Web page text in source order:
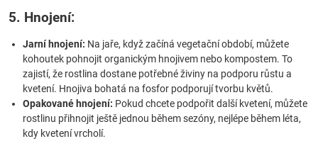
5. Hnojení:
Jarní hnojení: Na jaře, když začíná vegetační období, můžete
kohoutek pohnojit organickým hnojivem nebo kompostem. To
zajistí, že rostlina dostane potřebné živiny na podporu růstu a
kvetení. Hnojiva bohatá na fosfor podporují tvorbu květů.
Opakované hnojení: Pokud chcete podpořit další kvetení, můžete
rostlinu přihnojit ještě jednou během sezóny, nejlépe během léta,
kdy kvetení vrcholí.